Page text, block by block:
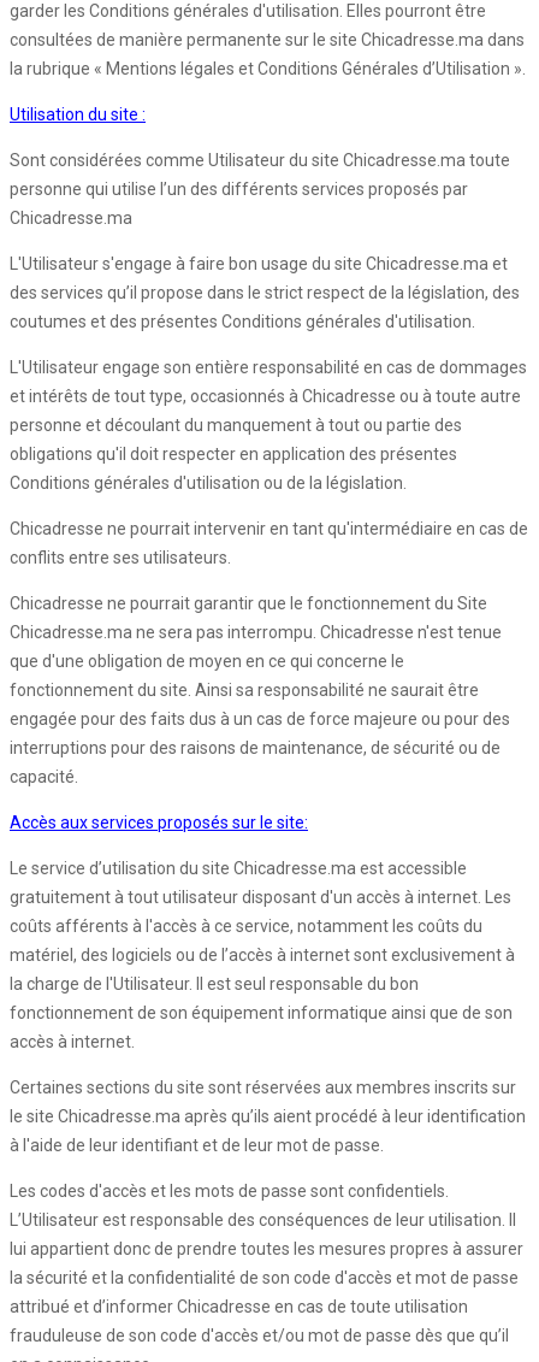
garder les Conditions générales d'utilisation. Elles pourront être
consultées de manière permanente sur le site Chicadresse.ma dans
la rubrique « Mentions légales et Conditions Générales d’Utilisation ».
Utilisation du site :
Sont considérées comme Utilisateur du site Chicadresse.ma toute
personne qui utilise l’un des différents services proposés par
Chicadresse.ma
L'Utilisateur s'engage à faire bon usage du site Chicadresse.ma et
des services qu’il propose dans le strict respect de la législation, des
coutumes et des présentes Conditions générales d'utilisation.
L'Utilisateur engage son entière responsabilité en cas de dommages
et intérêts de tout type, occasionnés à Chicadresse ou à toute autre
personne et découlant du manquement à tout ou partie des
obligations qu'il doit respecter en application des présentes
Conditions générales d'utilisation ou de la législation.
Chicadresse ne pourrait intervenir en tant qu'intermédiaire en cas de
conflits entre ses utilisateurs.
Chicadresse ne pourrait garantir que le fonctionnement du Site
Chicadresse.ma ne sera pas interrompu. Chicadresse n'est tenue
que d'une obligation de moyen en ce qui concerne le
fonctionnement du site. Ainsi sa responsabilité ne saurait être
engagée pour des faits dus à un cas de force majeure ou pour des
interruptions pour des raisons de maintenance, de sécurité ou de
capacité.
Accès aux services proposés sur le site:
Le service d’utilisation du site Chicadresse.ma est accessible
gratuitement à tout utilisateur disposant d'un accès à internet. Les
coûts afférents à l'accès à ce service, notamment les coûts du
matériel, des logiciels ou de l’accès à internet sont exclusivement à
la charge de l'Utilisateur. Il est seul responsable du bon
fonctionnement de son équipement informatique ainsi que de son
accès à internet.
Certaines sections du site sont réservées aux membres inscrits sur
le site Chicadresse.ma après qu’ils aient procédé à leur identification
à l'aide de leur identifiant et de leur mot de passe.
Les codes d'accès et les mots de passe sont confidentiels.
L’Utilisateur est responsable des conséquences de leur utilisation. Il
lui appartient donc de prendre toutes les mesures propres à assurer
la sécurité et la confidentialité de son code d'accès et mot de passe
attribué et d’informer Chicadresse en cas de toute utilisation
frauduleuse de son code d'accès et/ou mot de passe dès que qu’il